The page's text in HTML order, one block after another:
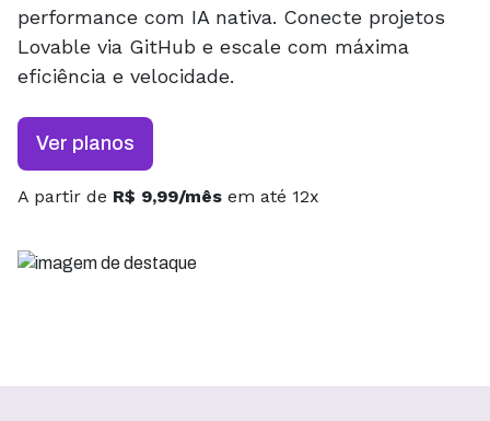
performance com IA nativa. Conecte projetos
Lovable via GitHub e escale com máxima
eficiência e velocidade.
Ver planos
A partir de R$ 9,99/mês em até 12x